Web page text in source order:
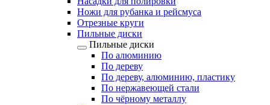
Ножи для рубанка и рейсмуса
Отрезные круги
Пильные диски
Пильные диски
По алюминию
По дереву
По дереву, алюминию, пластику
По нержавеющей стали
По чёрному металлу